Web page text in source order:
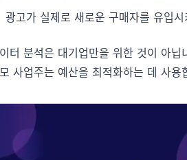
대시보드, KPI 검토, 반복적인 비즈
적합합니다.
커뮤니티
빠른 시작
광고가 실제로 새로운 구매자를 유입
터 분석은 대기업만을 위한 것이 아
사업주는 예산을 최적화하는 데 사